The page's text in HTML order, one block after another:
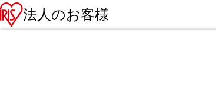
法人のお客様